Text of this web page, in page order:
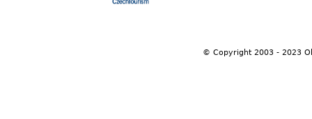
© Copyright 2003 - 2023